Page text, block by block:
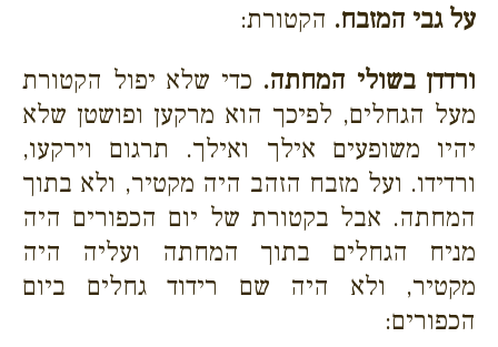
על גבי המזבח. הקטורת:
ורדדן בשולי המחתה. כדי שלא יפול הקטורת
מעל הגחלים, לפיכך הוא מרקען ופושטן שלא
יהיו משופעים אילך ואילך. תרגום וירקעו,
ורדידו. ועל מזבח הזהב היה מקטיר, ולא בתוך
המחתה. אבל בקטורת של יום הכפורים היה
מניח הגחלים בתוך המחתה ועליה היה
מקטיר, ולא היה שם רידוד גחלים ביום
הכפורים: